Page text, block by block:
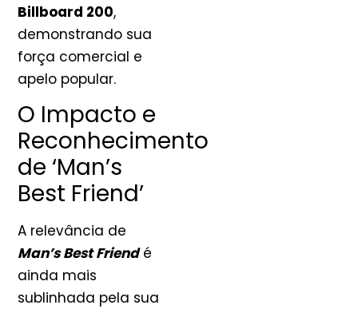
Billboard 200,
demonstrando sua
força comercial e
apelo popular.
O Impacto e
Reconhecimento
de ‘Man’s
Best Friend’
A relevância de
Man’s Best Friendé
ainda mais
sublinhada pela sua